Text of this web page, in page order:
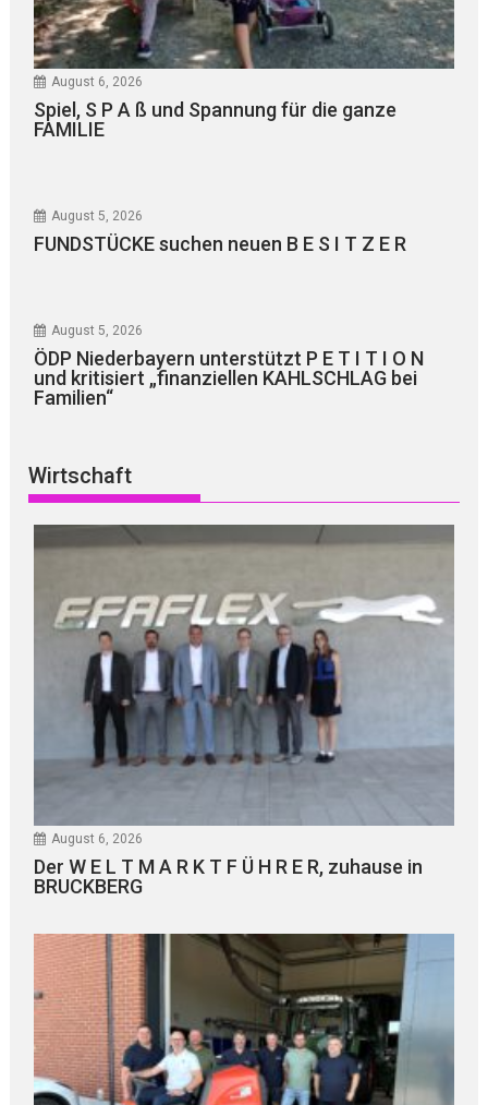
August 6, 2026
Spiel, S P A ß und Spannung für die ganze
FAMILIE
August 5, 2026
FUNDSTÜCKE suchen neuen B E S I T Z E R
August 5, 2026
ÖDP Niederbayern unterstützt P E T I T I O N
und kritisiert „finanziellen KAHLSCHLAG bei
Familien“
Wirtschaft
August 6, 2026
Der W E L T M A R K T F Ü H R E R, zuhause in
BRUCKBERG